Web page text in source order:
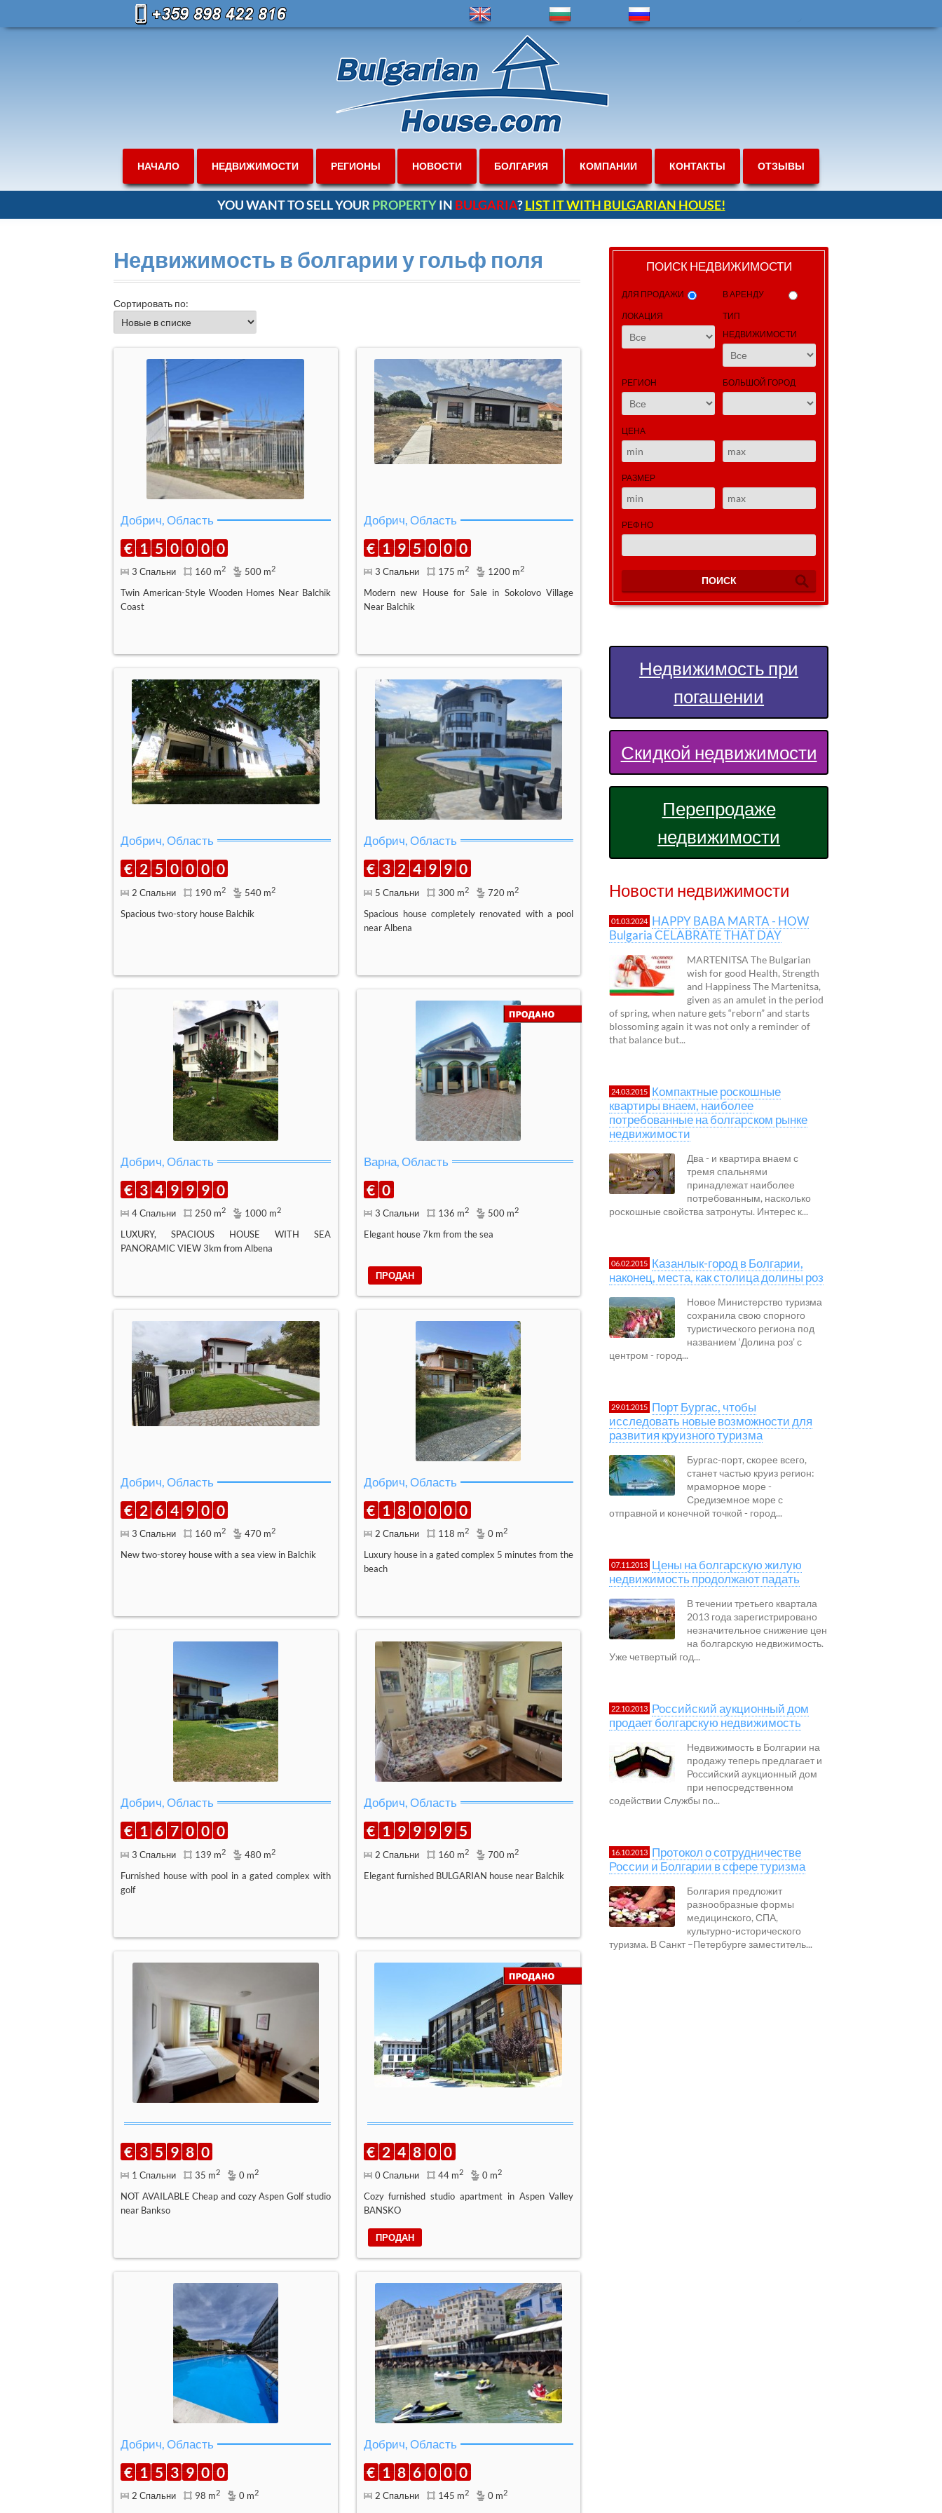
НАЧАЛО НЕДВИЖИМОСТИ РЕГИОНЫ НОВОСТИ БОЛГАРИЯ КОМПАНИИ КОНТАКТЫ ОТЗЫВЫ
YOU WANT TO SELL YOUR PROPERTYIN BULGARIA?LIST IT WITH BULGARIAN HOUSE!
Недвижимость в болгарии у гольф поля
Сортировать по:
Добрич, Область
€ 1 5 0 0 0 0
3 Спальни 160 m2 500 m2
Twin American-Style Wooden Homes Near Balchik
Coast
Добрич, Область
€ 1 9 5 0 0 0
3 Спальни 175 m2 1200 m2
Modern new House for Sale in Sokolovo Village
Near Balchik
Добрич, Область
€ 2 5 0 0 0 0
2 Спальни 190 m2 540 m2
Spacious two-story house Balchik
Добрич, Область
€ 3 2 4 9 9 0
5 Спальни 300 m2 720 m2
Spacious house completely renovated with a pool
near Albena
Добрич, Область
€ 3 4 9 9 9 0
4 Спальни 250 m2 1000 m2
LUXURY, SPACIOUS HOUSE WITH SEA
PANORAMIC VIEW 3km from Albena
Варна, Область
€ 0
3 Спальни 136 m2 500 m2
Elegant house 7km from the sea
ПРОДАН
Добрич, Область
€ 2 6 4 9 0 0
3 Спальни 160 m2 470 m2
New two-storey house with a sea view in Balchik
Добрич, Область
€ 1 8 0 0 0 0
2 Спальни 118 m2 0 m2
Luxury house in a gated complex 5 minutes from the
beach
Добрич, Область
€ 1 6 7 0 0 0
3 Спальни 139 m2 480 m2
Furnished house with pool in a gated complex with
golf
Добрич, Область
€ 1 9 9 9 9 5
2 Спальни 160 m2 700 m2
Elegant furnished BULGARIAN house near Balchik
€ 3 5 9 8 0
1 Спальни 35 m2 0 m2
NOT AVAILABLE Cheap and cozy Aspen Golf studio
near Bankso
€ 2 4 8 0 0
0 Спальни 44 m2 0 m2
Cozy furnished studio apartment in Aspen Valley
BANSKO
ПРОДАН
Добрич, Область
€ 1 5 3 9 0 0
2 Спальни 98 m2 0 m2
Добрич, Область
€ 1 8 6 0 0 0
2 Спальни 145 m2 0 m2
ПОИСК НЕДВИЖИМОСТИ
ДЛЯ ПРОДАЖИ В АРЕНДУ
ЛОКАЦИЯ
ТИП
НЕДВИЖИМОСТИ
РЕГИОН БОЛЬШОЙ ГОРОД
ЦЕНА
РАЗМЕР
РЕФ НО
ПОИСК
Недвижимость при
погашении
Скидкой недвижимости
Перепродаже
недвижимости
Новости недвижимости
01.03.2024 HAPPY BABA MARTA - HOW
Bulgaria CELABRATE THAT DAY
MARTENITSA The Bulgarian
wish for good Health, Strength
and Happiness The Martenitsa,
given as an amulet in the period
of spring, when nature gets “reborn” and starts
blossoming again it was not only a reminder of
that balance but...
24.03.2015 Компактные роскошные
квартиры внаем, наиболее
потребованные на болгарском рынке
недвижимости
Два - и квартира внаем с
тремя спальнями
принадлежат наиболее
потребованным, насколько
роскошные свойства затронуты. Интерес к...
06.02.2015 Казанлык-город в Болгарии,
наконец, места, как столица долины роз
Новое Министерство туризма
сохранила свою спорного
туристического региона под
названием ‘Долина роз’ с
центром - город...
29.01.2015 Порт Бургас, чтобы
исследовать новые возможности для
развития круизного туризма
Бургас-порт, скорее всего,
станет частью круиз регион:
мраморное море -
Средиземное море с
отправной и конечной точкой - город...
07.11.2013 Цены на болгарскую жилую
недвижимость продолжают падать
В течении третьего квартала
2013 года зарегистрировано
незначительное снижение цен
на болгарскую недвижимость.
Уже четвертый год...
22.10.2013 Российский аукционный дом
продает болгарскую недвижимость
Недвижимость в Болгарии на
продажу теперь предлагает и
Российский аукционный дом
при непосредственном
содействии Службы по...
16.10.2013 Протокол о сотрудничестве
России и Болгарии в сфере туризма
Болгария предложит
разнообразные формы
медицинского, СПА,
культурно-исторического
туризма. В Санкт –Петербурге заместитель...